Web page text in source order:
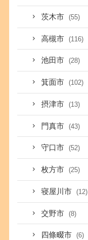
茨木市 (55)
高槻市 (116)
池田市 (28)
箕面市 (102)
摂津市 (13)
門真市 (43)
守口市 (52)
枚方市 (25)
寝屋川市 (12)
交野市 (8)
四條畷市 (6)